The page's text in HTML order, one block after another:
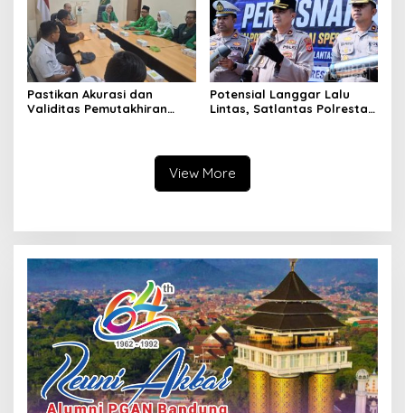
Pastikan Akurasi dan
Validitas Pemutakhiran
Potensial Langgar Lalu
Lintas, Satlantas Polresta
View More